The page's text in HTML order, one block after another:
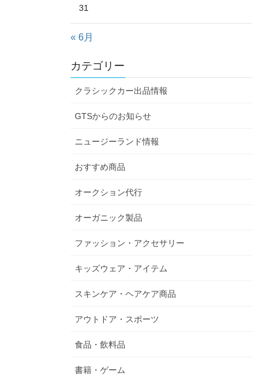
31
« 6月
カテゴリー
クラシックカー出品情報
GTSからのお知らせ
ニュージーランド情報
おすすめ商品
オークション代行
オーガニック製品
ファッション・アクセサリー
キッズウェア・アイテム
スキンケア・ヘアケア商品
アウトドア・スポーツ
食品・飲料品
書籍・ゲーム